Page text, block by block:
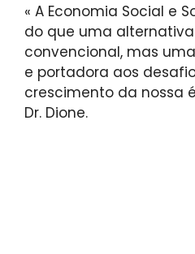
« A Economia Social e
do que uma
convencional, mas
e portadora aos
crescimento da nossa
Dr. Dione.